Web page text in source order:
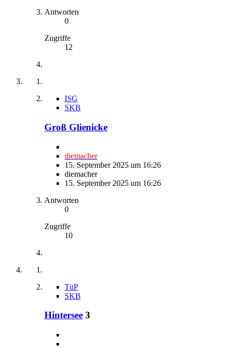
Antworten
0
Zugriffe
12
ISG
SKB
Groß Glienicke
diemacher
15. September 2025 um 16:26
diemacher
15. September 2025 um 16:26
Antworten
0
Zugriffe
10
TüP
SKB
Hintersee 3